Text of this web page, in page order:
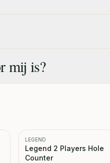
mij is?
LEGEND
Legend 2 Players Hole
Counter